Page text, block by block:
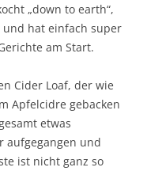
„down to earth“,
und hat einfach super
am Start.
Cider Loaf, der wie
Apfelcidre gebacken
etwas
aufgegangen und
ist nicht ganz so